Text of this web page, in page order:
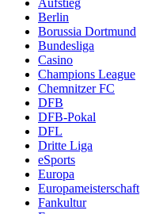
Berlin
Borussia Dortmund
Bundesliga
Casino
Champions League
Chemnitzer FC
DFB
DFB-Pokal
DFL
Dritte Liga
eSports
Europa
Europameisterschaft
Fankultur